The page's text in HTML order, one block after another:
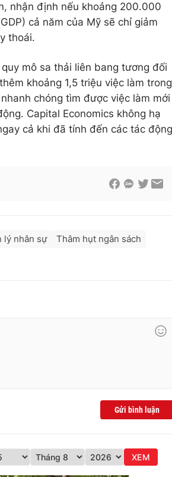
nhận định nếu khoảng 200.000
cả năm của Mỹ sẽ chỉ giảm
thoái.
mô sa thải liên bang tương đối
khoảng 1,5 triệu việc làm trong
chóng tìm được việc làm mới
Capital Economics không hạ
cả khi đã tính đến các tác động
lý nhân sự
Thâm hụt ngân sách
Gửi bình luận
XEM